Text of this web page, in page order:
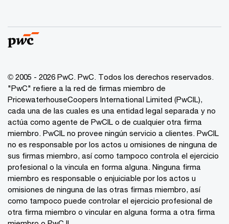
© 2005 - 2026 PwC. PwC. Todos los derechos reservados.
"PwC" refiere a la red de firmas miembro de
PricewaterhouseCoopers International Limited (PwCIL),
cada una de las cuales es una entidad legal separada y no
actúa como agente de PwCIL o de cualquier otra firma
miembro. PwCIL no provee ningún servicio a clientes. PwCIL
no es responsable por los actos u omisiones de ninguna de
sus firmas miembro, así como tampoco controla el ejercicio
profesional o la vincula en forma alguna. Ninguna firma
miembro es responsable o enjuiciable por los actos u
omisiones de ninguna de las otras firmas miembro, así
como tampoco puede controlar el ejercicio profesional de
otra firma miembro o vincular en alguna forma a otra firma